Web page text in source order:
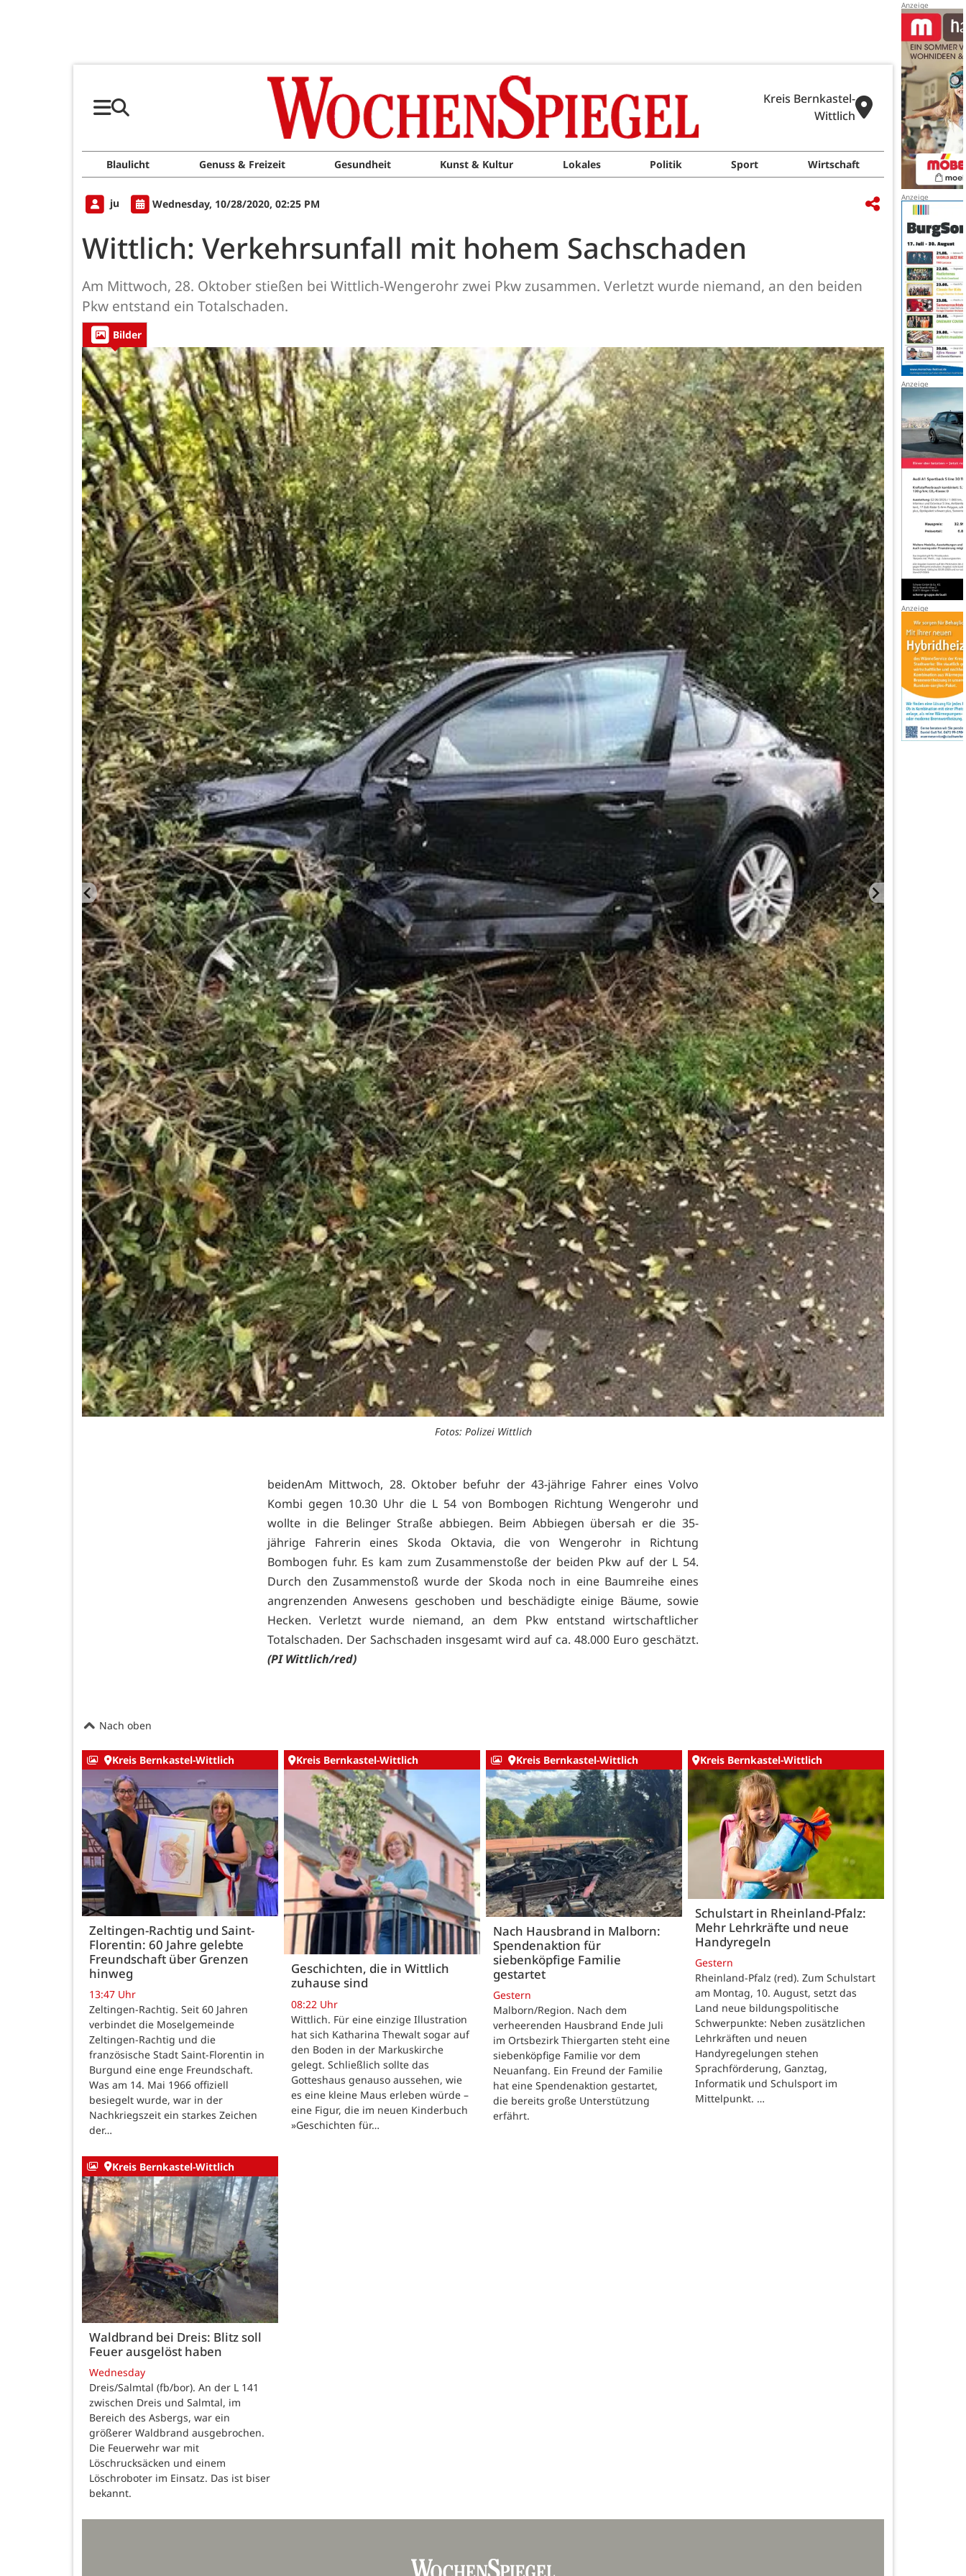
Kreis Bernkastel-
Wittlich
Blaulicht Genuss & Freizeit Gesundheit Kunst & Kultur Lokales Politik Sport Wirtschaft
ju Wednesday, 10/28/2020, 02:25 PM
Wittlich: Verkehrsunfall mit hohem Sachschaden
Am Mittwoch, 28. Oktober stießen bei Wittlich-Wengerohr zwei Pkw zusammen. Verletzt wurde niemand, an den beiden
Pkw entstand ein Totalschaden.
Bilder
Fotos: Polizei Wittlich
beidenAm Mittwoch, 28. Oktober befuhr der 43-jährige Fahrer eines Volvo
Kombi gegen 10.30 Uhr die L 54 von Bombogen Richtung Wengerohr und
wollte in die Belinger Straße abbiegen. Beim Abbiegen übersah er die 35-
jährige Fahrerin eines Skoda Oktavia, die von Wengerohr in Richtung
Bombogen fuhr. Es kam zum Zusammenstoße der beiden Pkw auf der L 54.
Durch den Zusammenstoß wurde der Skoda noch in eine Baumreihe eines
angrenzenden Anwesens geschoben und beschädigte einige Bäume, sowie
Hecken. Verletzt wurde niemand, an dem Pkw entstand wirtschaftlicher
Totalschaden. Der Sachschaden insgesamt wird auf ca. 48.000 Euro geschätzt.
(PI Wittlich/red)
Nach oben
Kreis Bernkastel-Wittlich
Zeltingen-Rachtig und Saint-
Florentin: 60 Jahre gelebte
Freundschaft über Grenzen
hinweg
13:47 Uhr
Zeltingen-Rachtig. Seit 60 Jahren
verbindet die Moselgemeinde
Zeltingen-Rachtig und die
französische Stadt Saint-Florentin in
Burgund eine enge Freundschaft.
Was am 14. Mai 1966 offiziell
besiegelt wurde, war in der
Nachkriegszeit ein starkes Zeichen
der…
Kreis Bernkastel-Wittlich
Geschichten, die in Wittlich
zuhause sind
08:22 Uhr
Wittlich. Für eine einzige Illustration
hat sich Katharina Thewalt sogar auf
den Boden in der Markuskirche
gelegt. Schließlich sollte das
Gotteshaus genauso aussehen, wie
es eine kleine Maus erleben würde –
eine Figur, die im neuen Kinderbuch
»Geschichten für…
Kreis Bernkastel-Wittlich
Nach Hausbrand in Malborn:
Spendenaktion für
siebenköpfige Familie
gestartet
Gestern
Malborn/Region. Nach dem
verheerenden Hausbrand Ende Juli
im Ortsbezirk Thiergarten steht eine
siebenköpfige Familie vor dem
Neuanfang. Ein Freund der Familie
hat eine Spendenaktion gestartet,
die bereits große Unterstützung
erfährt.
Kreis Bernkastel-Wittlich
Schulstart in Rheinland-Pfalz:
Mehr Lehrkräfte und neue
Handyregeln
Gestern
Rheinland-Pfalz (red). Zum Schulstart
am Montag, 10. August, setzt das
Land neue bildungspolitische
Schwerpunkte: Neben zusätzlichen
Lehrkräften und neuen
Handyregelungen stehen
Sprachförderung, Ganztag,
Informatik und Schulsport im
Mittelpunkt. …
Kreis Bernkastel-Wittlich
Waldbrand bei Dreis: Blitz soll
Feuer ausgelöst haben
Wednesday
Dreis/Salmtal (fb/bor). An der L 141
zwischen Dreis und Salmtal, im
Bereich des Asbergs, war ein
größerer Waldbrand ausgebrochen.
Die Feuerwehr war mit
Löschrucksäcken und einem
Löschroboter im Einsatz. Das ist biser
bekannt.